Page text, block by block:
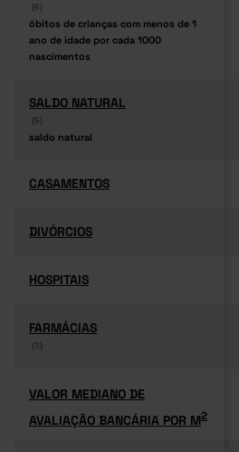
(6)
óbitos de crianças com menos de 1
ano de idade por cada 1000
nascimentos
(6)
óbitos de crianças com menos de 1
ano de idade por cada 1000
nascimentos
SALDO NATURAL
(6)
saldo natural
SALDO NATURAL
(6)
saldo natural
CASAMENTOS
CASAMENTOS
DIVÓRCIOS
DIVÓRCIOS
HOSPITAIS
HOSPITAIS
FARMÁCIAS
(3)
FARMÁCIAS
(3)
VALOR MEDIANO DE
AVALIAÇÃO BANCÁRIA POR M2
VALOR MEDIANO DE
AVALIAÇÃO BANCÁRIA POR M2